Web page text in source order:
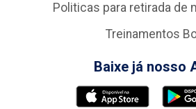
Politicas para retirada de
Treinamentos
Baixe já nosso